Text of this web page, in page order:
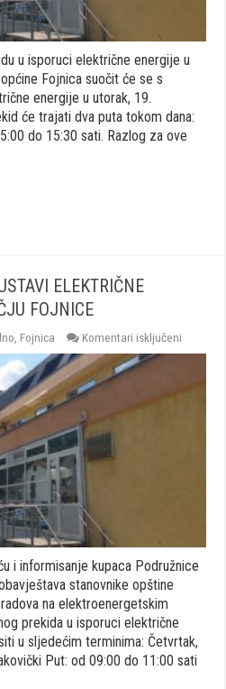
u isporuci električne energije u
Fojnica suočit će se s
energije u utorak, 19.
će trajati dva puta tokom dana:
do 15:30 sati. Razlog za ove
ELEKTRIČNE
FOJNICE
Fojnica Komentari isključeni
i informisanje kupaca Podružnice
stanovnike opštine
na elektroenergetskim
prekida u isporuci električne
u sljedećim terminima: Četvrtak,
Put: od 09:00 do 11:00 sati